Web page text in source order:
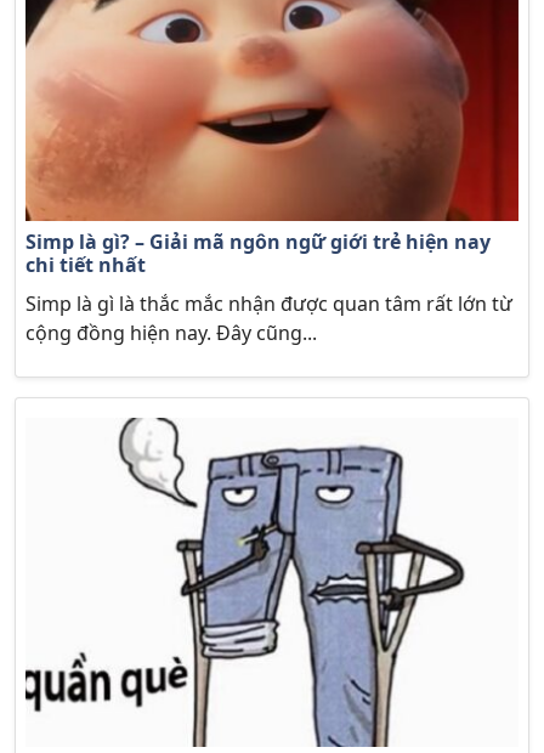
Simp là gì? – Giải mã ngôn ngữ giới trẻ hiện nay
chi tiết nhất
Simp là gì là thắc mắc nhận được quan tâm rất lớn từ
cộng đồng hiện nay. Đây cũng...